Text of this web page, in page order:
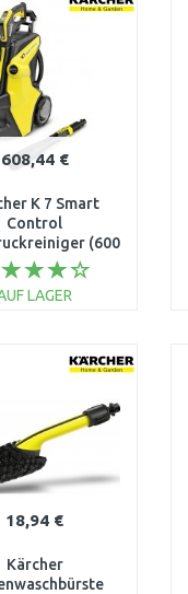
Vergleichen
608,44 €
K 7 Smart
Control
(600
bar) 1.317-200.0
LAGER
18,94 €
Kärcher